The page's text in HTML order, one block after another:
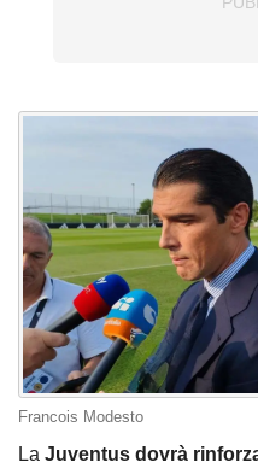
Francois Modesto
La Juventus dovrà